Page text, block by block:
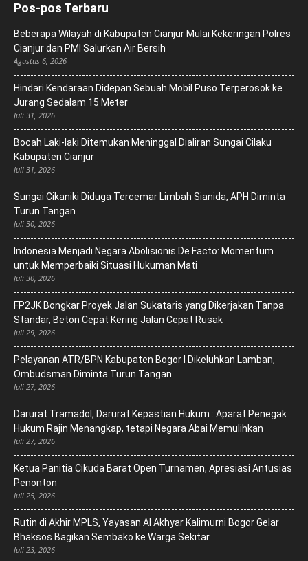
Pos-pos Terbaru
Beberapa Wilayah di Kabupaten Cianjur Mulai Kekeringan Polres
Cianjur dan PMI Salurkan Air Bersih
Agustus 6, 2026
Hindari Kendaraan Didepan Sebuah Mobil Puso Terperosok ke
Jurang Sedalam 15 Meter
Juli 31, 2026
Bocah Laki-laki Ditemukan Meninggal Dialiran Sungai Cilaku
Kabupaten Cianjur
Juli 31, 2026
Sungai Cikaniki Diduga Tercemar Limbah Sianida, APH Diminta
Turun Tangan
Juli 30, 2026
‎Indonesia Menjadi Negara Abolisionis De Facto: Momentum
untuk Memperbaiki Situasi Hukuman Mati
Juli 30, 2026
FP2JK Bongkar Proyek Jalan Sukataris yang Dikerjakan Tanpa
Standar, Beton Cepat Kering Jalan Cepat Rusak
Juli 29, 2026
Pelayanan ATR/BPN Kabupaten Bogor I Dikeluhkan Lamban,
Ombudsman Diminta Turun Tangan
Juli 27, 2026
Darurat Tramadol, Darurat Kepastian Hukum : Aparat Penegak
Hukum Rajin Menangkap, tetapi Negara Abai Memulihkan
Juli 27, 2026
Ketua Panitia Cikuda Barat Open Turnamen, Apresiasi Antusias
Penonton
Juli 25, 2026
Rutin di Akhir MPLS, Yayasan Al Akhyar Kalimurni Bogor Gelar
Bhaksos Bagikan Sembako ke Warga Sekitar
Juli 23, 2026